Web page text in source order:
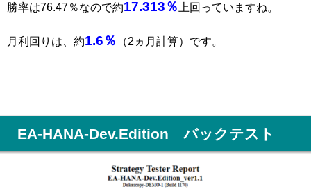
勝率は76.47％なので約17.313％ 上回っていますね。
月利回りは、約1.6％ （2ヵ月計算）です。
EA-HANA-Dev.Edition バックテスト